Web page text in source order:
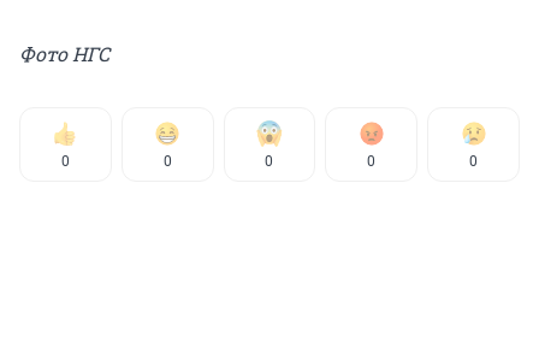
Фото НГС
0 0 0 0 0